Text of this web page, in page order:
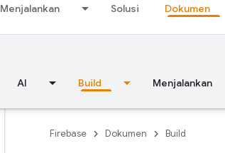
Menjalankan Solusi Dokumen
AI Build Menjalankan
Firebase Dokumen Build